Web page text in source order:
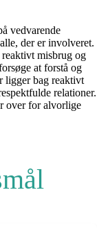
vedvarende
der er involveret.
misbrug og
at forstå og
ligger bag reaktivt
relationer.
over for alvorlige